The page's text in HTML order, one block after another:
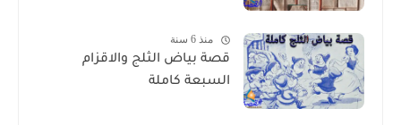
منذ 6 سنة
قصة بياض الثلج والاقزام
السبعة كاملة